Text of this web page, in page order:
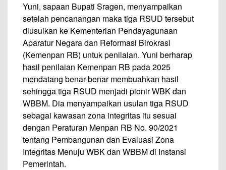
Yuni, sapaan Bupati Sragen, menyampaikan
setelah pencanangan maka tiga RSUD tersebut
diusulkan ke Kementerian Pendayagunaan
Aparatur Negara dan Reformasi Birokrasi
(Kemenpan RB) untuk penilaian. Yuni berharap
hasil penilaian Kemenpan RB pada 2025
mendatang benar-benar membuahkan hasil
sehingga tiga RSUD menjadi pionir WBK dan
WBBM. Dia menyampaikan usulan tiga RSUD
sebagai kawasan zona integritas itu sesuai
dengan Peraturan Menpan RB No. 90/2021
tentang Pembangunan dan Evaluasi Zona
Integritas Menuju WBK dan WBBM di Instansi
Pemerintah.